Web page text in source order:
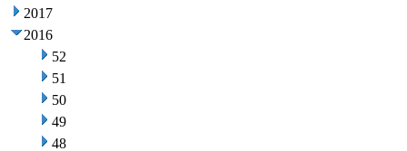
2017
2016
52
51
50
49
48